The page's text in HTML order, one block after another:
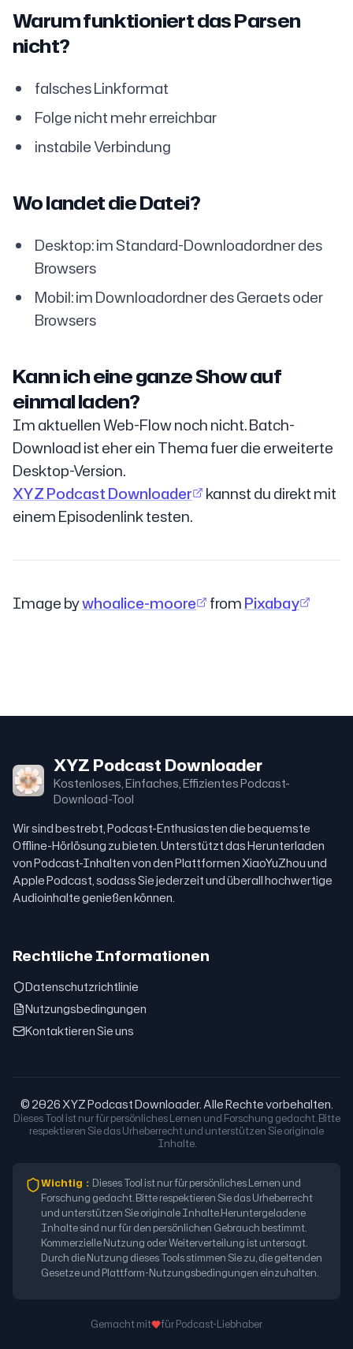
Warum funktioniert das Parsen
nicht?
falsches Linkformat
Folge nicht mehr erreichbar
instabile Verbindung
Wo landet die Datei?
Desktop: im Standard-Downloadordner des
Browsers
Mobil: im Downloadordner des Geraets oder
Browsers
Kann ich eine ganze Show auf
einmal laden?
Im aktuellen Web-Flow noch nicht. Batch-
Download ist eher ein Thema fuer die erweiterte
Desktop-Version.
XYZ Podcast Downloader
kannst du direkt mit
einem Episodenlink testen.
Image bywhoalice-moore fromPixabay
XYZ Podcast Downloader
Kostenloses, Einfaches, Effizientes Podcast-
Download-Tool
Wir sind bestrebt, Podcast-Enthusiasten die bequemste
Offline-Hörlösung zu bieten. Unterstützt das Herunterladen
von Podcast-Inhalten von den Plattformen XiaoYuZhou und
Apple Podcast, sodass Sie jederzeit und überall hochwertige
Audioinhalte genießen können.
Rechtliche Informationen
Datenschutzrichtlinie
Nutzungsbedingungen
Kontaktieren Sie uns
© 2026 XYZ Podcast Downloader. Alle Rechte vorbehalten.
Dieses Tool ist nur für persönliches Lernen und Forschung gedacht. Bitte
respektieren Sie das Urheberrecht und unterstützen Sie originale
Inhalte.
Wichtig ： Dieses Tool ist nur für persönliches Lernen und
Forschung gedacht. Bitte respektieren Sie das Urheberrecht
und unterstützen Sie originale Inhalte.Heruntergeladene
Inhalte sind nur für den persönlichen Gebrauch bestimmt.
Kommerzielle Nutzung oder Weiterverteilung ist untersagt.
Durch die Nutzung dieses Tools stimmen Sie zu, die geltenden
Gesetze und Plattform-Nutzungsbedingungen einzuhalten.
Gemacht mit für Podcast-Liebhaber